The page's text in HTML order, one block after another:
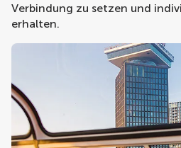
Verbindung zu setzen und
erhalten.